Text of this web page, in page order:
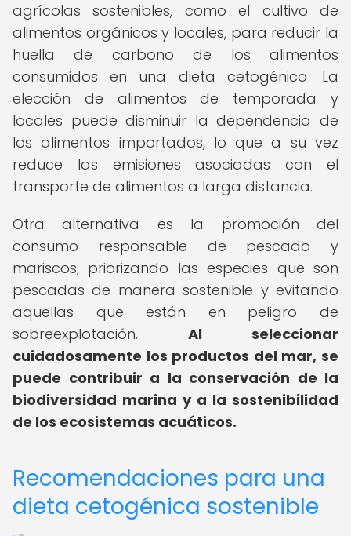
agrícolas sostenibles, como el cultivo de
alimentos orgánicos y locales, para reducir la
huella de carbono de los alimentos
consumidos en una dieta cetogénica. La
elección de alimentos de temporada y
locales puede disminuir la dependencia de
los alimentos importados, lo que a su vez
reduce las emisiones asociadas con el
transporte de alimentos a larga distancia.
Otra alternativa es la promoción del
consumo responsable de pescado y
mariscos, priorizando las especies que son
pescadas de manera sostenible y evitando
aquellas que están en peligro de
sobreexplotación. Al seleccionar
cuidadosamente los productos del mar, se
puede contribuir a la conservación de la
biodiversidad marina y a la sostenibilidad
de los ecosistemas acuáticos.
Recomendaciones para una
dieta cetogénica sostenible